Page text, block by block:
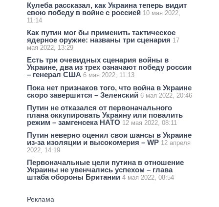
Кулеба рассказал, как Украина теперь видит
свою победу в войне с россией 10 мая 2022,
11:14
Как путин мог бы применить тактическое
ядерное оружие: названы три сценария 17
мая 2022, 13:29
Есть три очевидных сценария войны в
Украине, два из трех означают победу россии
– генерал США 6 мая 2022, 11:13
Пока нет признаков того, что война в Украине
скоро завершится – Зеленский 6 мая 2022, 20:46
Путин не отказался от первоначального
плана оккупировать Украину или повалить
режим – замгенсека НАТО 12 мая 2022, 08:11
Путин неверно оценил свои шансы в Украине
из-за изоляции и высокомерия – WP 12 апреля
2022, 14:19
Первоначальные цели путина в отношение
Украины не увенчались успехом – глава
штаба обороны Британии 4 мая 2022, 08:54